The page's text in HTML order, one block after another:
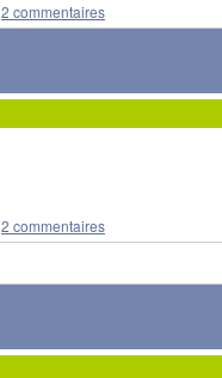
2 commentaires
2 commentaires